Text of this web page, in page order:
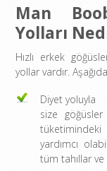
Man
Yolları
Hızlı erkek
yollar vardır.
Diyet yoluyla
size
yardımcı
tüm tahıllar